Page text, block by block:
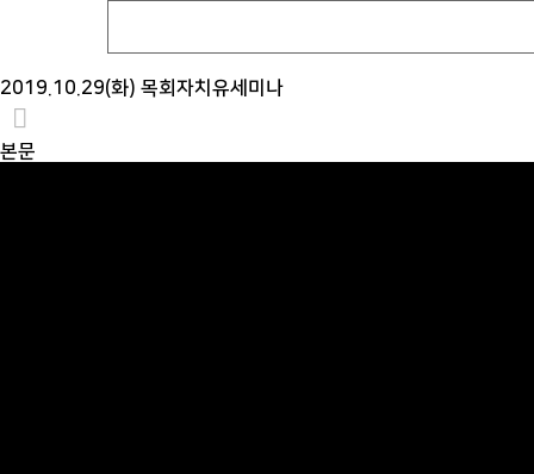
2019.10.29(화) 목회자치유세미나
본문